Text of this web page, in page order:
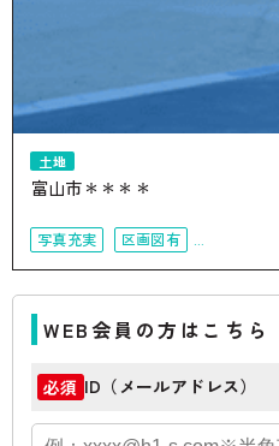
土地
富山市＊＊＊＊
写真充実
区画図有
WEB会員の方はこちら
必須 ID（メールアドレス）